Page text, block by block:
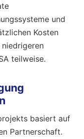
und
Kosten
teilweise.
basiert auf
Partnerschaft.